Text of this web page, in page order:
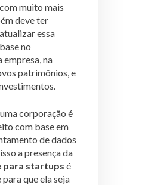
muito mais
deve ter
essa
no
na
patrimônios, e
corporação é
com base em
de dados
a presença da
para startups é
que ela seja